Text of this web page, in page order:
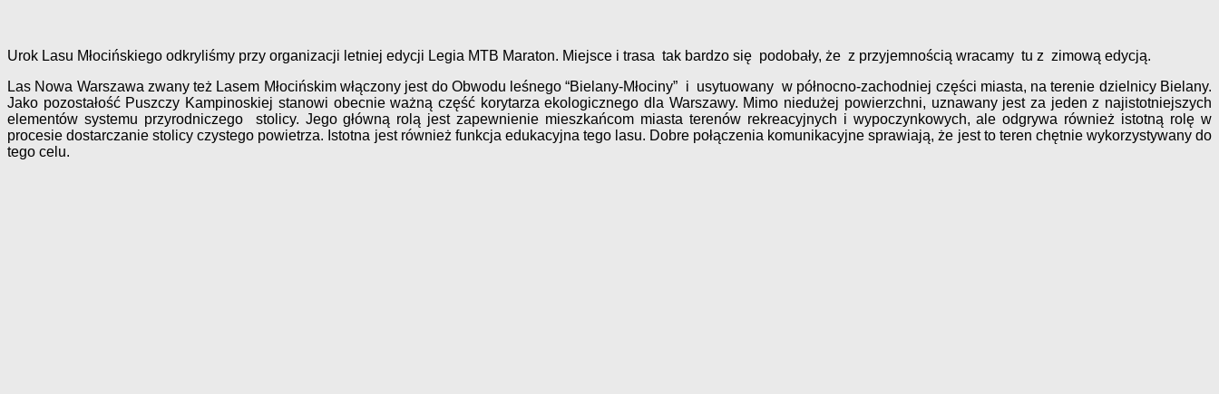
Urok Lasu Młocińskiego odkryliśmy przy organizacji letniej edycji Legia MTB Maraton. Miejsce i trasa tak bardzo się podobały, że z przyjemnością wracamy tu z zimową edycją.
Las Nowa Warszawa zwany też Lasem Młocińskim włączony jest do Obwodu leśnego “Bielany-Młociny” i usytuowany w północno-zachodniej części miasta, na terenie dzielnicy Bielany.
Jako pozostałość Puszczy Kampinoskiej stanowi obecnie ważną część korytarza ekologicznego dla Warszawy. Mimo niedużej powierzchni, uznawany jest za jeden z najistotniejszych
elementów systemu przyrodniczego stolicy. Jego główną rolą jest zapewnienie mieszkańcom miasta terenów rekreacyjnych i wypoczynkowych, ale odgrywa również istotną rolę w
procesie dostarczanie stolicy czystego powietrza. Istotna jest również funkcja edukacyjna tego lasu. Dobre połączenia komunikacyjne sprawiają, że jest to teren chętnie wykorzystywany do
tego celu.